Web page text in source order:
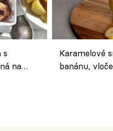
s
na
Karamelové
banánu,